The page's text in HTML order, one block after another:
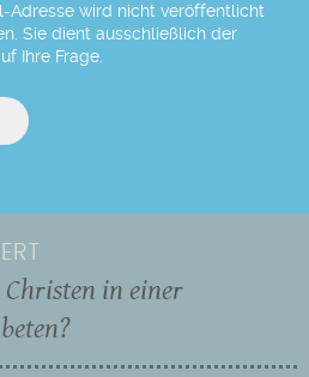
Adresse wird nicht veröffentlicht
Sie dient ausschließlich der
Ihre Frage.
in einer